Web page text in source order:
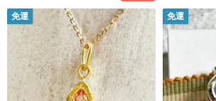
◆東京都美術館博物館商店的作品
◇東京女子組合+ d Quarters合作項目
作品：被選為“企鵝黃銅胸針”
2014年
◆阪急梅田百貨商店特別活動
◆阪神百貨梅田店特別活動
◇第五屆Obidome競賽作品：“月光”榮譽獎
◆開設京都藝術跳蚤市場
免運 免運